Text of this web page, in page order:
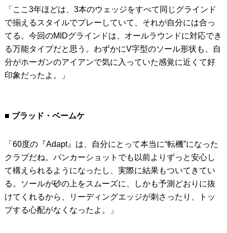
「ここ3年ほどは、3本のウェッジをすべて同じグラインド
で揃えるスタイルでプレーしていて、それが自分には合っ
てる。今回のMIDグラインドは、オールラウンドに対応でき
る万能タイプだと思う。わずかにV字型のソール形状も、自
分がホーガンのアイアンで気に入っていた感覚に近くて好
印象だったよ。」
■ ブラッド・ベームケ
「60度の『Adapt』は、自分にとって本当に“転機”になった
クラブだね。バンカーショットでも以前よりずっと安心し
て構えられるようになったし、実際に結果もついてきてい
る。ソールが砂の上をスムーズに、しかも予測どおりに抜
けてくれるから、リーディングエッジが刺さったり、トッ
プする心配がなくなったよ。」